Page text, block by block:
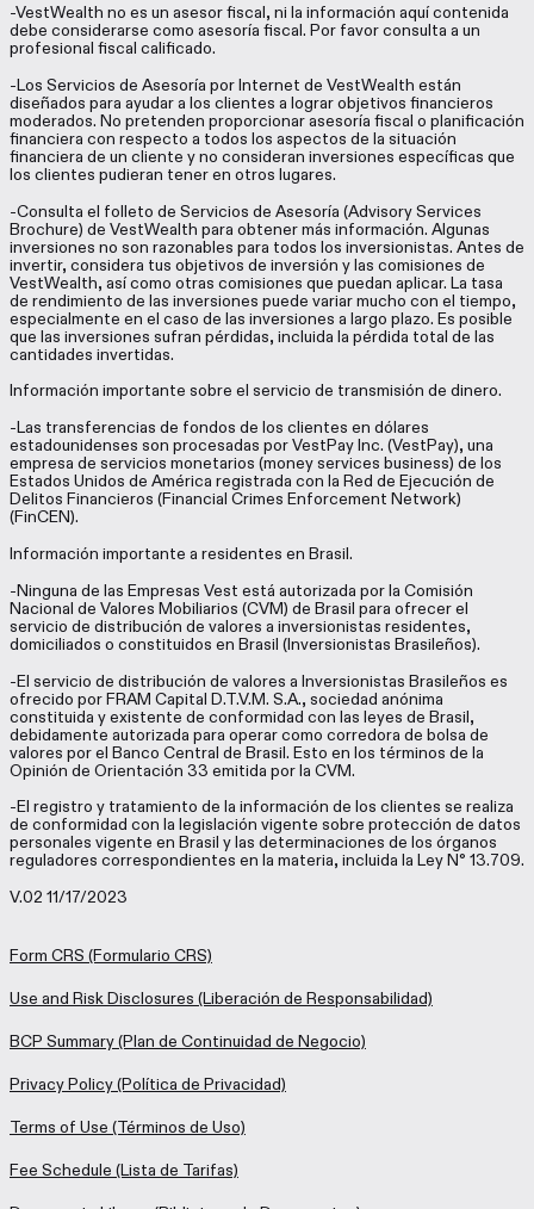
-VestWealth no es un asesor fiscal, ni la información aquí contenida
debe considerarse como asesoría fiscal. Por favor consulta a un
profesional fiscal calificado.
-Los Servicios de Asesoría por Internet de VestWealth están
diseñados para ayudar a los clientes a lograr objetivos financieros
moderados. No pretenden proporcionar asesoría fiscal o planificación
financiera con respecto a todos los aspectos de la situación
financiera de un cliente y no consideran inversiones específicas que
los clientes pudieran tener en otros lugares.
-Consulta el folleto de Servicios de Asesoría (Advisory Services
Brochure) de VestWealth para obtener más información. Algunas
inversiones no son razonables para todos los inversionistas. Antes de
invertir, considera tus objetivos de inversión y las comisiones de
VestWealth, así como otras comisiones que puedan aplicar. La tasa
de rendimiento de las inversiones puede variar mucho con el tiempo,
especialmente en el caso de las inversiones a largo plazo. Es posible
que las inversiones sufran pérdidas, incluida la pérdida total de las
cantidades invertidas.
Información importante sobre el servicio de transmisión de dinero.
-Las transferencias de fondos de los clientes en dólares
estadounidenses son procesadas por VestPay Inc. (VestPay), una
empresa de servicios monetarios (money services business) de los
Estados Unidos de América registrada con la Red de Ejecución de
Delitos Financieros (Financial Crimes Enforcement Network)
(FinCEN).
Información importante a residentes en Brasil.
-Ninguna de las Empresas Vest está autorizada por la Comisión
Nacional de Valores Mobiliarios (CVM) de Brasil para ofrecer el
servicio de distribución de valores a inversionistas residentes,
domiciliados o constituidos en Brasil (Inversionistas Brasileños).
-El servicio de distribución de valores a Inversionistas Brasileños es
ofrecido por FRAM Capital D.T.V.M. S.A., sociedad anónima
constituida y existente de conformidad con las leyes de Brasil,
debidamente autorizada para operar como corredora de bolsa de
valores por el Banco Central de Brasil. Esto en los términos de la
Opinión de Orientación 33 emitida por la CVM.
-El registro y tratamiento de la información de los clientes se realiza
de conformidad con la legislación vigente sobre protección de datos
personales vigente en Brasil y las determinaciones de los órganos
reguladores correspondientes en la materia, incluida la Ley N° 13.709.
V.02 11/17/2023
Form CRS (Formulario CRS)
Use and Risk Disclosures (Liberación de Responsabilidad)
BCP Summary(Plan de Continuidad de Negocio)
Privacy Policy(Política de Privacidad)
Terms of Use (Términos de Uso)
Fee Schedule (Lista de Tarifas)